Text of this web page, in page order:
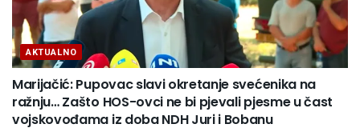
AKTUALNO
Marijačić: Pupovac slavi okretanje svećenika na
ražnju… Zašto HOS-ovci ne bi pjevali pjesme u čast
vojskovođama iz doba NDH Juri i Bobanu